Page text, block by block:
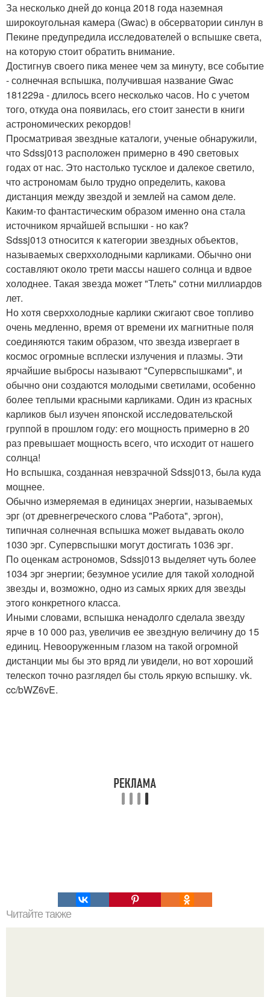
За несколько дней до конца 2018 года наземная
широкоугольная камера (Gwac) в обсерватории синлун в
Пекине предупредила исследователей о вспышке света,
на которую стоит обратить внимание.
Достигнув своего пика менее чем за минуту, все событие
- солнечная вспышка, получившая название Gwac
181229a - длилось всего несколько часов. Но с учетом
того, откуда она появилась, его стоит занести в книги
астрономических рекордов!
Просматривая звездные каталоги, ученые обнаружили,
что Sdssj013 расположен примерно в 490 световых
годах от нас. Это настолько тусклое и далекое светило,
что астрономам было трудно определить, какова
дистанция между звездой и землей на самом деле.
Каким-то фантастическим образом именно она стала
источником ярчайшей вспышки - но как?
Sdssj013 относится к категории звездных объектов,
называемых сверххолодными карликами. Обычно они
составляют около трети массы нашего солнца и вдвое
холоднее. Такая звезда может "Тлеть" сотни миллиардов
лет.
Но хотя сверххолодные карлики сжигают свое топливо
очень медленно, время от времени их магнитные поля
соединяются таким образом, что звезда извергает в
космос огромные всплески излучения и плазмы. Эти
ярчайшие выбросы называют "Супервспышками", и
обычно они создаются молодыми светилами, особенно
более теплыми красными карликами. Один из красных
карликов был изучен японской исследовательской
группой в прошлом году: его мощность примерно в 20
раз превышает мощность всего, что исходит от нашего
солнца!
Но вспышка, созданная невзрачной Sdssj013, была куда
мощнее.
Обычно измеряемая в единицах энергии, называемых
эрг (от древнегреческого слова "Работа", эргон),
типичная солнечная вспышка может выдавать около
1030 эрг. Супервспышки могут достигать 1036 эрг.
По оценкам астрономов, Sdssj013 выделяет чуть более
1034 эрг энергии; безумное усилие для такой холодной
звезды и, возможно, одно из самых ярких для звезды
этого конкретного класса.
Иными словами, вспышка ненадолго сделала звезду
ярче в 10 000 раз, увеличив ее звездную величину до 15
единиц. Невооруженным глазом на такой огромной
дистанции мы бы это вряд ли увидели, но вот хороший
телескоп точно разглядел бы столь яркую вспышку. vk.
cc/bWZ6vE.
Читайте также